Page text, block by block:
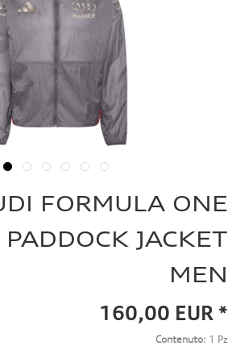
FORMULA ONE
PADDOCK JACKET
MEN
160,00 EUR *
Contenuto: 1 Pz